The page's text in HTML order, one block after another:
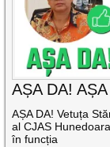
AȘA DA!
AȘA DA! Vetuța
al CJAS
în funcția